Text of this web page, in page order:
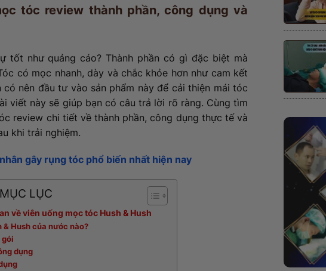
tóc review thành phần, công dụng và
tốt như quảng cáo? Thành phần có gì đặc biệt mà
có mọc nhanh, dày và chắc khỏe hơn như cam kết
có nên đầu tư vào sản phẩm này để cải thiện mái tóc
viết này sẽ giúp bạn có câu trả lời rõ ràng. Cùng tìm
review chi tiết về thành phần, công dụng thực tế và
khi trải nghiệm.
gây rụng tóc phổ biến nhất hiện nay
MỤC LỤC
về viên uống mọc tóc Hush & Hush
& Hush của nước nào?
gói
dụng